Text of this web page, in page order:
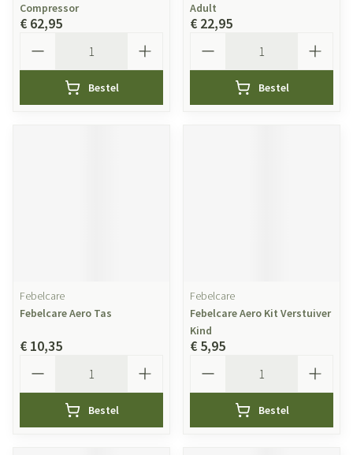
Compressor
€ 62,95
Bestel
Adult
€ 22,95
Bestel
Febelcare
Febelcare Aero Tas
€ 10,35
Bestel
Febelcare
Febelcare Aero Kit Verstuiver
Kind
€ 5,95
Bestel